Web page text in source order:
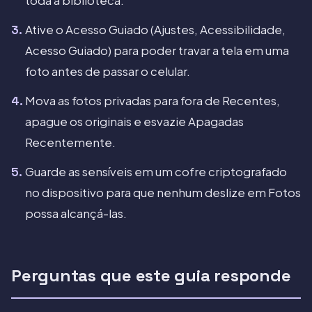
Ative o Acesso Guiado (Ajustes, Acessibilidade,
Acesso Guiado) para poder travar a tela em uma
foto antes de passar o celular.
Mova as fotos privadas para fora de Recentes,
apague os originais e esvazie Apagadas
Recentemente.
Guarde as sensíveis em um cofre criptografado
no dispositivo para que nenhum deslize em Fotos
possa alcançá-las.
Perguntas que este guia responde